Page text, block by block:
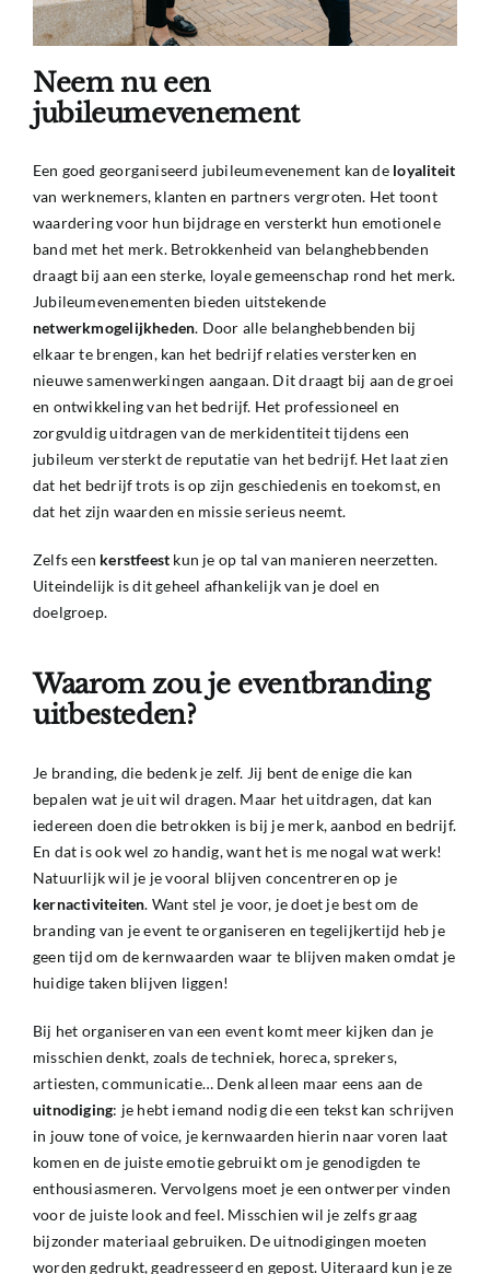
Neem nu een
jubileumevenement
Een goed georganiseerd jubileumevenement kan de loyaliteit
van werknemers, klanten en partners vergroten. Het toont
waardering voor hun bijdrage en versterkt hun emotionele
band met het merk. Betrokkenheid van belanghebbenden
draagt bij aan een sterke, loyale gemeenschap rond het merk.
Jubileumevenementen bieden uitstekende
netwerkmogelijkheden. Door alle belanghebbenden bij
elkaar te brengen, kan het bedrijf relaties versterken en
nieuwe samenwerkingen aangaan. Dit draagt bij aan de groei
en ontwikkeling van het bedrijf. Het professioneel en
zorgvuldig uitdragen van de merkidentiteit tijdens een
jubileum versterkt de reputatie van het bedrijf. Het laat zien
dat het bedrijf trots is op zijn geschiedenis en toekomst, en
dat het zijn waarden en missie serieus neemt.
Zelfs een kerstfeest kun je op tal van manieren neerzetten.
Uiteindelijk is dit geheel afhankelijk van je doel en
doelgroep.
Waarom zou je eventbranding
uitbesteden?
Je branding, die bedenk je zelf. Jij bent de enige die kan
bepalen wat je uit wil dragen. Maar het uitdragen, dat kan
iedereen doen die betrokken is bij je merk, aanbod en bedrijf.
En dat is ook wel zo handig, want het is me nogal wat werk!
Natuurlijk wil je je vooral blijven concentreren op je
kernactiviteiten. Want stel je voor, je doet je best om de
branding van je event te organiseren en tegelijkertijd heb je
geen tijd om de kernwaarden waar te blijven maken omdat je
huidige taken blijven liggen!
Bij het organiseren van een event komt meer kijken dan je
misschien denkt, zoals de techniek, horeca, sprekers,
artiesten, communicatie… Denk alleen maar eens aan de
uitnodiging: je hebt iemand nodig die een tekst kan schrijven
in jouw tone of voice, je kernwaarden hierin naar voren laat
komen en de juiste emotie gebruikt om je genodigden te
enthousiasmeren. Vervolgens moet je een ontwerper vinden
voor de juiste look and feel. Misschien wil je zelfs graag
bijzonder materiaal gebruiken. De uitnodigingen moeten
worden gedrukt, geadresseerd en gepost. Uiteraard kun je ze